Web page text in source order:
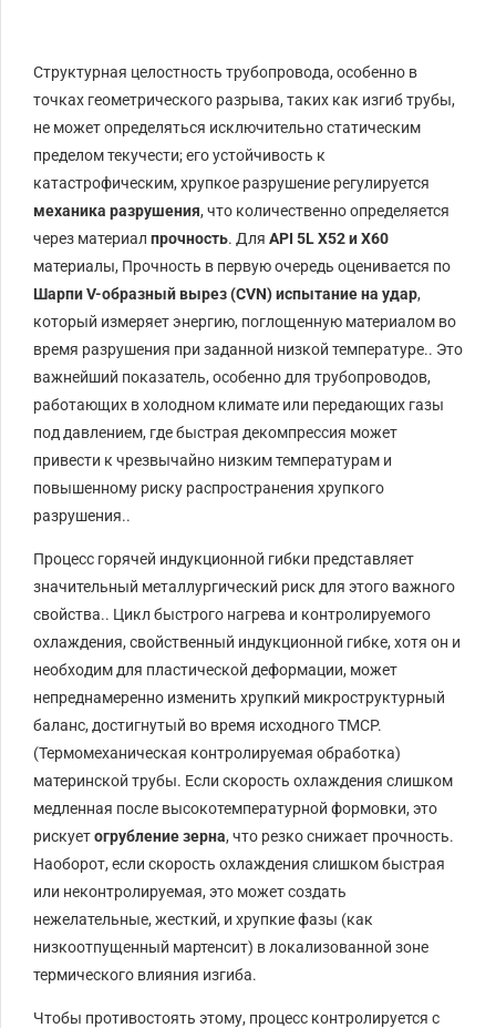
Структурная целостность трубопровода, особенно в
точках геометрического разрыва, таких как изгиб трубы,
не может определяться исключительно статическим
пределом текучести; его устойчивость к
катастрофическим, хрупкое разрушение регулируется
механика разрушения, что количественно определяется
через материал прочность. Для API 5L X52 и X60
материалы, Прочность в первую очередь оценивается по
Шарпи V-образный вырез (CVN) испытание на удар,
который измеряет энергию, поглощенную материалом во
время разрушения при заданной низкой температуре.. Это
важнейший показатель, особенно для трубопроводов,
работающих в холодном климате или передающих газы
под давлением, где быстрая декомпрессия может
привести к чрезвычайно низким температурам и
повышенному риску распространения хрупкого
разрушения..
Процесс горячей индукционной гибки представляет
значительный металлургический риск для этого важного
свойства.. Цикл быстрого нагрева и контролируемого
охлаждения, свойственный индукционной гибке, хотя он и
необходим для пластической деформации, может
непреднамеренно изменить хрупкий микроструктурный
баланс, достигнутый во время исходного TMCP.
(Термомеханическая контролируемая обработка)
материнской трубы. Если скорость охлаждения слишком
медленная после высокотемпературной формовки, это
рискуетогрубление зерна, что резко снижает прочность.
Наоборот, если скорость охлаждения слишком быстрая
или неконтролируемая, это может создать
нежелательные, жесткий, и хрупкие фазы (как
низкоотпущенный мартенсит) в локализованной зоне
термического влияния изгиба.
Чтобы противостоять этому, процесс контролируется с